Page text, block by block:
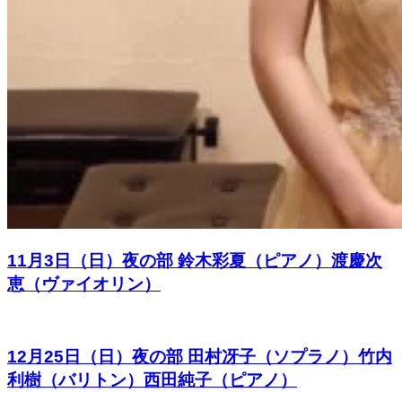
11月3日（日）夜の部 鈴木彩夏（ピアノ）渡慶次
恵（ヴァイオリン）
12月25日（日）夜の部 田村冴子（ソプラノ）竹内
利樹（バリトン）西田純子（ピアノ）